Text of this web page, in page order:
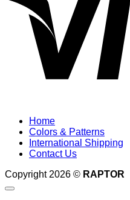
Home
Colors & Patterns
International Shipping
Contact Us
Copyright 2026 © RAPTOR